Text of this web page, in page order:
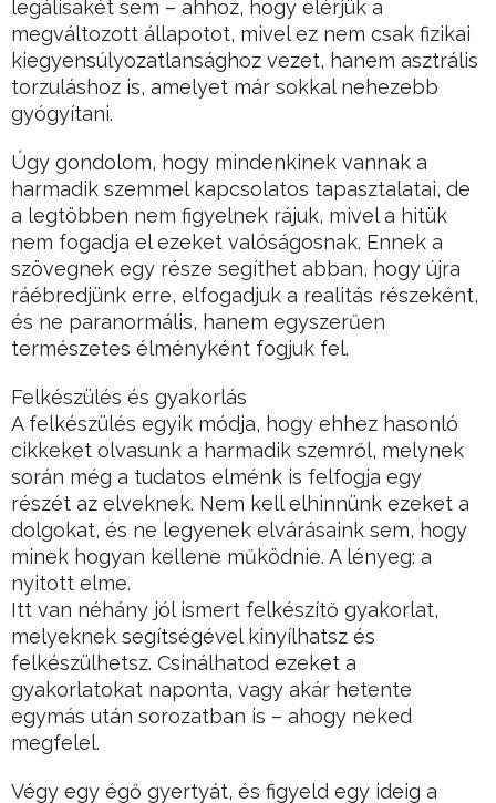
legálisakét sem – ahhoz, hogy elérjük a
megváltozott állapotot, mivel ez nem csak fizikai
kiegyensúlyozatlansághoz vezet, hanem asztrális
torzuláshoz is, amelyet már sokkal nehezebb
gyógyítani.
Úgy gondolom, hogy mindenkinek vannak a
harmadik szemmel kapcsolatos tapasztalatai, de
a legtöbben nem figyelnek rájuk, mivel a hitük
nem fogadja el ezeket valóságosnak. Ennek a
szövegnek egy része segíthet abban, hogy újra
ráébredjünk erre, elfogadjuk a realitás részeként,
és ne paranormális, hanem egyszerűen
természetes élményként fogjuk fel.
Felkészülés és gyakorlás
A felkészülés egyik módja, hogy ehhez hasonló
cikkeket olvasunk a harmadik szemről, melynek
során még a tudatos elménk is felfogja egy
részét az elveknek. Nem kell elhinnünk ezeket a
dolgokat, és ne legyenek elvárásaink sem, hogy
minek hogyan kellene működnie. A lényeg: a
nyitott elme.
Itt van néhány jól ismert felkészítő gyakorlat,
melyeknek segítségével kinyílhatsz és
felkészülhetsz. Csinálhatod ezeket a
gyakorlatokat naponta, vagy akár hetente
egymás után sorozatban is – ahogy neked
megfelel.
Végy egy égő gyertyát, és figyeld egy ideig a